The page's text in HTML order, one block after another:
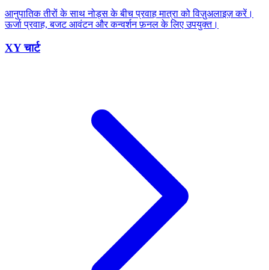
आनुपातिक तीरों के साथ नोड्स के बीच प्रवाह मात्रा को विज़ुअलाइज़ करें।
ऊर्जा प्रवाह, बजट आवंटन और कन्वर्शन फ़नल के लिए उपयुक्त।
XY चार्ट